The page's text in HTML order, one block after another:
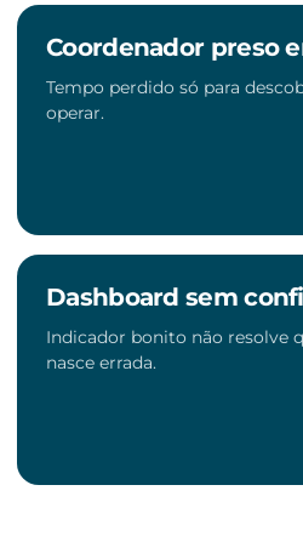
Coordenador preso
Tempo perdido só para
operar.
Dashboard sem
Indicador bonito não resolve
nasce errada.